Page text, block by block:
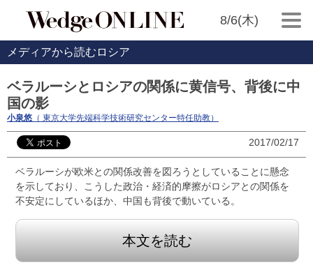
8/6(木)
メディアから読むロシア
ベラルーシとロシアの関係に黄信号、背後に中
国の影
小泉悠 （ 東京大学先端科学技術研究センター特任助教）
2017/02/17
ベラルーシが欧米との関係改善を図ろうとしていることに懸念
を示しており、こうした政治・経済的摩擦がロシアとの関係を
不安定にしているほか、中国も背後で動いている。
本文を読む